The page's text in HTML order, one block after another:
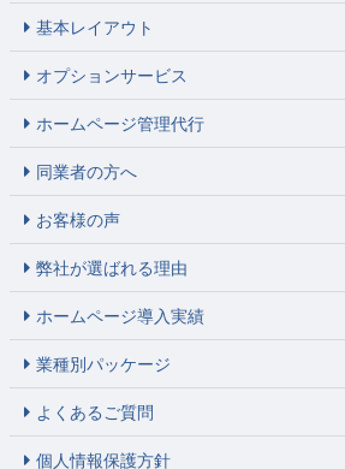
基本レイアウト
オプションサービス
ホームページ管理代行
同業者の方へ
お客様の声
弊社が選ばれる理由
ホームページ導入実績
業種別パッケージ
よくあるご質問
個人情報保護方針